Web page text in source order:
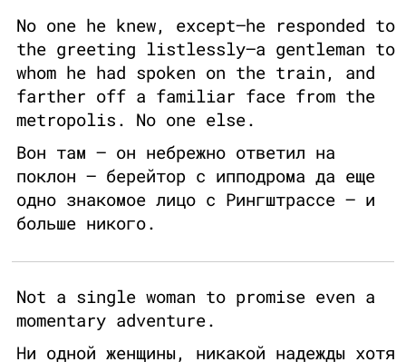
No one he knew, except—he responded to
the greeting listlessly—a gentleman to
whom he had spoken on the train, and
farther off a familiar face from the
metropolis. No one else.
Вон там – он небрежно ответил на
поклон – берейтор с ипподрома да еще
одно знакомое лицо с Рингштрассе – и
больше никого.
Not a single woman to promise even a
momentary adventure.
Ни одной женщины, никакой надежды хотя